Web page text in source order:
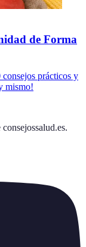
de Forma
prácticos y
mismo!
consejossalud.es.